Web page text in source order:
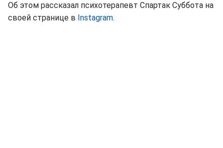
Об этом рассказал психотерапевт Спартак Суббота на
своей странице в Instagram.